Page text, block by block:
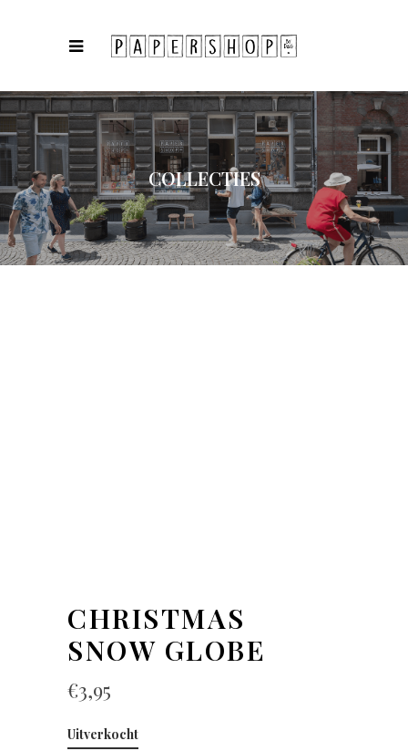
COLLECTIES
CHRISTMAS
SNOW GLOBE
€3,95
Uitverkocht